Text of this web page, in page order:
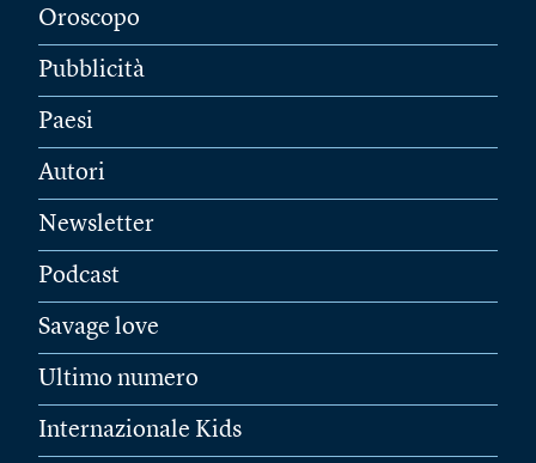
Oroscopo
Pubblicità
Paesi
Autori
Newsletter
Podcast
Savage love
Ultimo numero
Internazionale Kids